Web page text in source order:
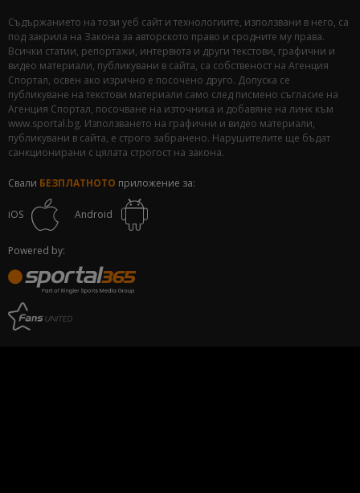
Съдържанието на този уеб сайт и технологиите, използвани в него, са
под закрила на Закона за авторското право и сродните му права.
Всички статии, репортажи, интервюта и други текстови, графични и
видео материали, публикувани в сайта, са собственост на Агенция
Спортал, освен ако изрично е посочено друго. Допуска се
публикуване на текстови материали само след писмено съгласие на
Агенция Спортал, посочване на източника и добавяне на линк към
www.sportal.bg. Използването на графични и видео материали,
публикувани в сайта, е строго забранено. Нарушителите ще бъдат
санкционирани с цялата строгост на закона.
Свали БЕЗПЛАТНОТО приложение за:
iOS Android
Powered by: